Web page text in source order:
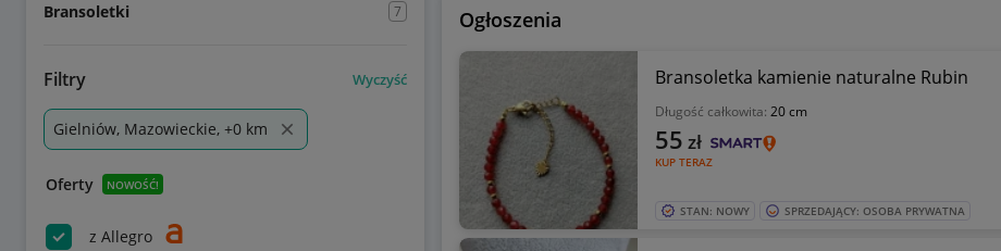
Bransoletki 7
Filtry Wyczyść
Gielniów, Mazowieckie, +0 km
Oferty NOWOŚĆ!
z Allegro
Ogłoszenia
Bransoletka kamienie naturalne Rubin
Długość całkowita: 20 cm
KUP TERAZ
55 zł
STAN: NOWY SPRZEDAJĄCY: OSOBA PRYWATNA